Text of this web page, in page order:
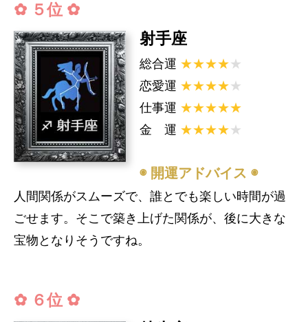
✿ ５位 ✿
射手座
総合運 ★★★★★
恋愛運 ★★★★★
仕事運 ★★★★★
金 運 ★★★★★
◉ 開運アドバイス ◉
人間関係がスムーズで、誰とでも楽しい時間が過
ごせます。そこで築き上げた関係が、後に大きな
宝物となりそうですね。
✿ ６位 ✿